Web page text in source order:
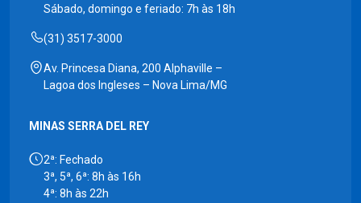
Sábado, domingo e feriado: 7h às 18h
(31) 3517-3000
Av. Princesa Diana, 200 Alphaville –
Lagoa dos Ingleses – Nova Lima/MG
MINAS SERRA DEL REY
2ª: Fechado
3ª, 5ª, 6ª: 8h às 16h
4ª: 8h às 22h